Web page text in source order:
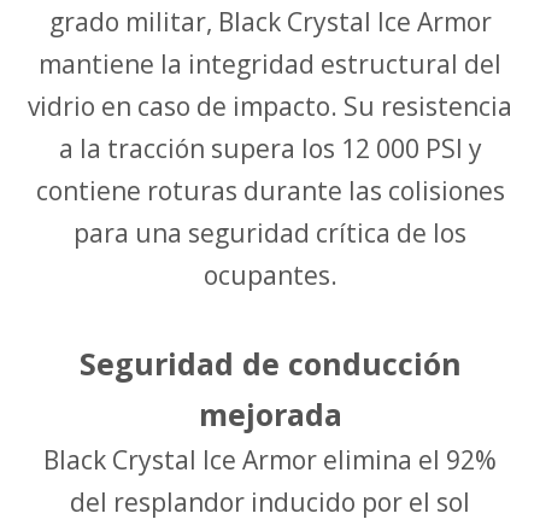
grado militar, Black Crystal Ice Armor
mantiene la integridad estructural del
vidrio en caso de impacto. Su resistencia
a la tracción supera los 12 000 PSI y
contiene roturas durante las colisiones
para una seguridad crítica de los
ocupantes.
Seguridad de conducción
mejorada
Black Crystal Ice Armor elimina el 92%
del resplandor inducido por el sol